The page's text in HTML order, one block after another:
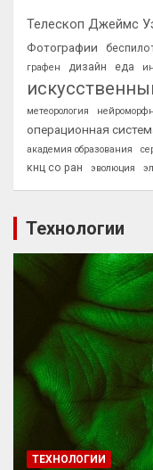
Телескоп Джеймс
Фотографии
графен
дизайн еда
метеорология
операционная
академия образования
кнц со ран
эволюция
Технологии
ТЕХНОЛОГИИ